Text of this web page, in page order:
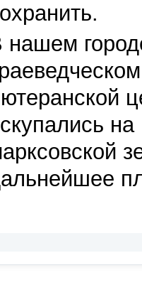
нашем